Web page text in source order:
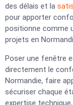
des délais et la
pour apporter
positionne comme
projets en
Poser une fenêtre
directement le
Normandie, faire
sécuriser chaque
expertise